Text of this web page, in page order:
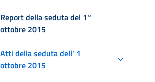
Report della seduta del 1°
ottobre 2015
Atti della seduta dell' 1
ottobre 2015